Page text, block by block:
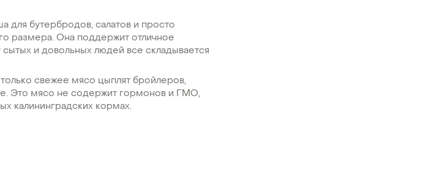
для бутербродов, салатов и просто
размера. Она поддержит отличное
и довольных людей все складывается
свежее мясо цыплят бройлеров,
Это мясо не содержит гормонов и ГМО,
калининградских кормах.